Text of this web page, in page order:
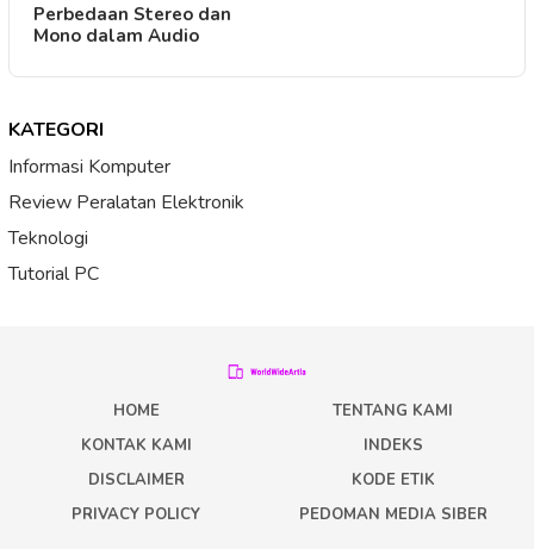
Perbedaan Stereo dan
Mono dalam Audio
KATEGORI
Informasi Komputer
Review Peralatan Elektronik
Teknologi
Tutorial PC
HOME
TENTANG KAMI
KONTAK KAMI
INDEKS
DISCLAIMER
KODE ETIK
PRIVACY POLICY
PEDOMAN MEDIA SIBER